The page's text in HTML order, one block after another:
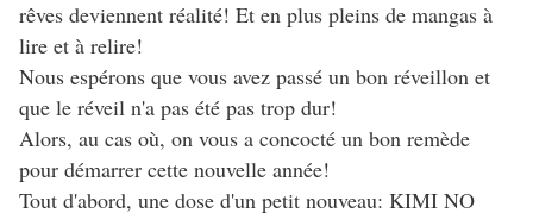
rêves deviennent réalité! Et en plus pleins de mangas à
lire et à relire!
Nous espérons que vous avez passé un bon réveillon et
que le réveil n'a pas été pas trop dur!
Alors, au cas où, on vous a concocté un bon remède
pour démarrer cette nouvelle année!
Tout d'abord, une dose d'un petit nouveau: KIMI NO